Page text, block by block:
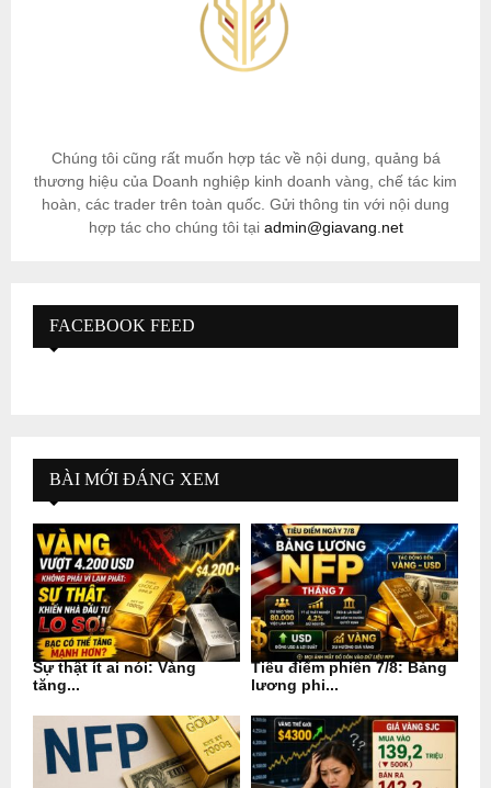
Chúng tôi cũng rất muốn hợp tác về nội dung, quảng bá
thương hiệu của Doanh nghiệp kinh doanh vàng, chế tác kim
hoàn, các trader trên toàn quốc. Gửi thông tin với nội dung
hợp tác cho chúng tôi tại admin@giavang.net
FACEBOOK FEED
BÀI MỚI ĐÁNG XEM
Sự thật ít ai nói: Vàng
tăng...
Tiêu điểm phiên 7/8: Bảng
lương phi...